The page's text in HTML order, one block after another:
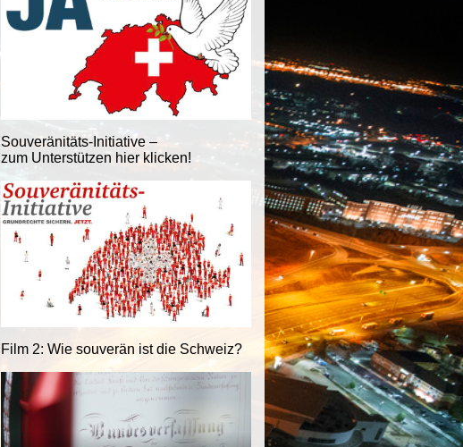
Souveränitäts-Initiative –
zum Unterstützen hier klicken!
Film 2: Wie souverän ist die Schweiz?